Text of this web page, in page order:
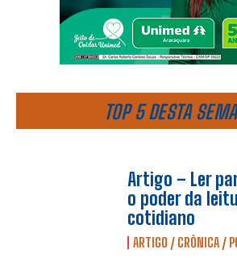
TOP 5 DESTA
Artigo – Ler
o poder da
cotidiano
ARTIGO / CRÔNICA /